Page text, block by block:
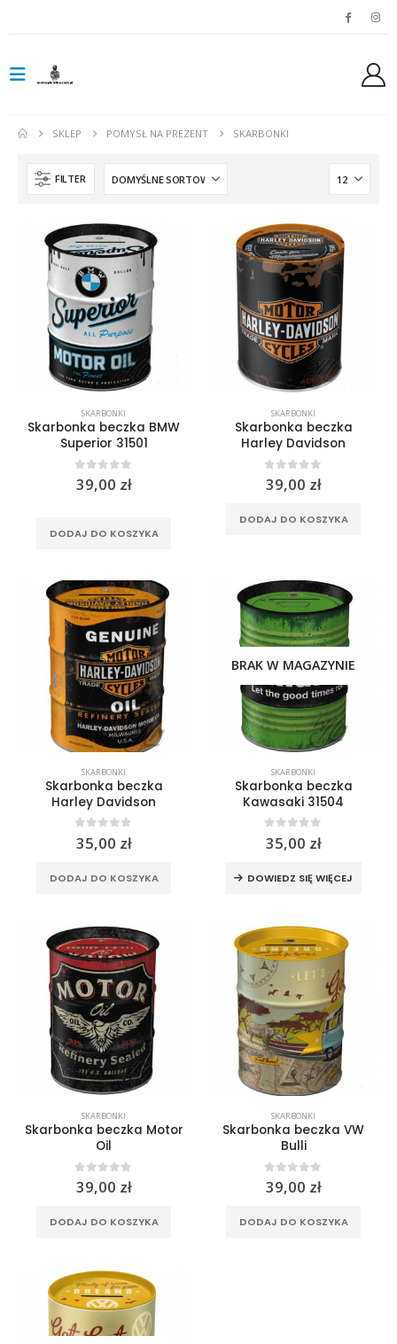
SKLEP POMYSŁ NA PREZENT SKARBONKI
FILTER
SKARBONKI
Skarbonka beczka BMW
Superior 31501
0 out of 5
39,00 zł
DODAJ DO KOSZYKA
SKARBONKI
Skarbonka beczka
Harley Davidson
0 out of 5
39,00 zł
DODAJ DO KOSZYKA
SKARBONKI
Skarbonka beczka
Harley Davidson
0 out of 5
35,00 zł
DODAJ DO KOSZYKA
BRAK W MAGAZYNIE
SKARBONKI
Skarbonka beczka
Kawasaki 31504
0 out of 5
35,00 zł
DOWIEDZ SIĘ WIĘCEJ
SKARBONKI
Skarbonka beczka Motor
Oil
0out of 5
39,00 zł
DODAJ DO KOSZYKA
SKARBONKI
Skarbonka beczka VW
Bulli
0out of 5
39,00 zł
DODAJ DO KOSZYKA
0out of 5
799,00zł
0out of 5
299,00zł
0out of 5
299,00zł